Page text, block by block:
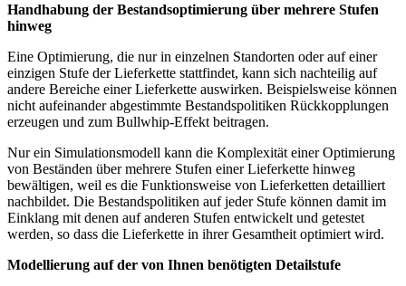
Handhabung der Bestandsoptimierung über mehrere Stufen
hinweg
Eine Optimierung, die nur in einzelnen Standorten oder auf einer
einzigen Stufe der Lieferkette stattfindet, kann sich nachteilig auf
andere Bereiche einer Lieferkette auswirken. Beispielsweise können
nicht aufeinander abgestimmte Bestandspolitiken Rückkopplungen
erzeugen und zum Bullwhip-Effekt beitragen.
Nur ein Simulationsmodell kann die Komplexität einer Optimierung
von Beständen über mehrere Stufen einer Lieferkette hinweg
bewältigen, weil es die Funktionsweise von Lieferketten detailliert
nachbildet. Die Bestandspolitiken auf jeder Stufe können damit im
Einklang mit denen auf anderen Stufen entwickelt und getestet
werden, so dass die Lieferkette in ihrer Gesamtheit optimiert wird.
Modellierung auf der von Ihnen benötigten Detailstufe